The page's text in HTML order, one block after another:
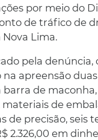
por meio do
de tráfico de
Lima.
pela denúncia,
apreensão
barra de
de
de precisão, seis
2.326,00 em